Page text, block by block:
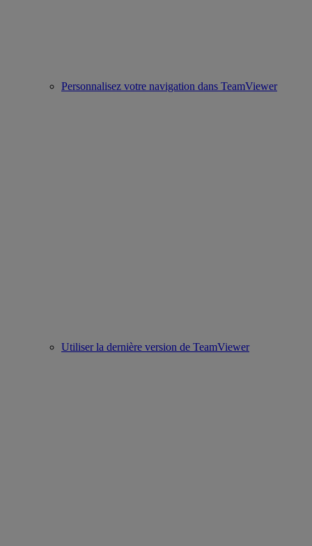
Personnalisez votre navigation dans TeamViewer
Utiliser la dernière version de TeamViewer